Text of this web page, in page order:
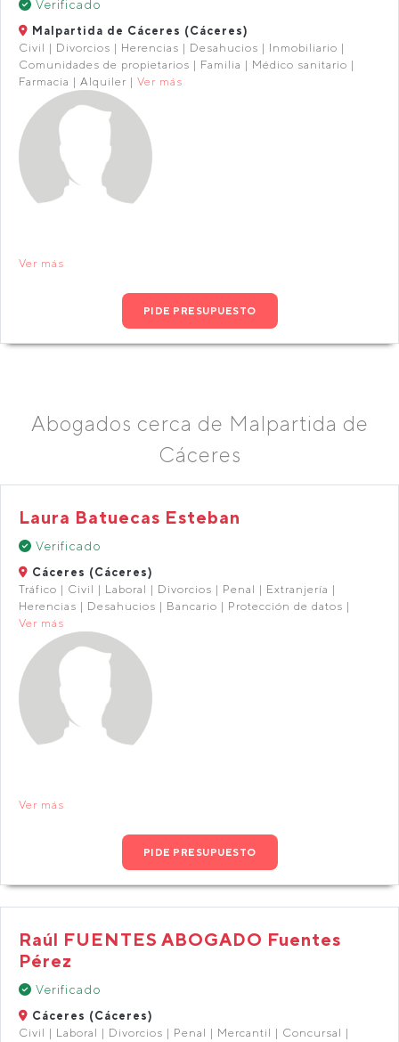
Verificado
Malpartida de Cáceres (Cáceres)
Civil | Divorcios | Herencias | Desahucios | Inmobiliario |
Comunidades de propietarios | Familia | Médico sanitario |
Farmacia | Alquiler | Ver más
Ver más
PIDE PRESUPUESTO
Abogados cerca de Malpartida de
Cáceres
Laura Batuecas Esteban
Verificado
Cáceres (Cáceres)
Tráfico | Civil | Laboral | Divorcios | Penal | Extranjería |
Herencias | Desahucios | Bancario | Protección de datos |
Ver más
Ver más
PIDE PRESUPUESTO
Raúl FUENTES ABOGADO Fuentes
Pérez
Verificado
Cáceres (Cáceres)
Civil | Laboral | Divorcios | Penal | Mercantil | Concursal |